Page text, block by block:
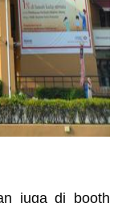
juga di booth